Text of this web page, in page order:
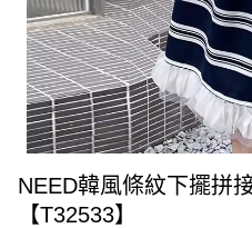
NEED韓風條紋下擺拼
【T32533】